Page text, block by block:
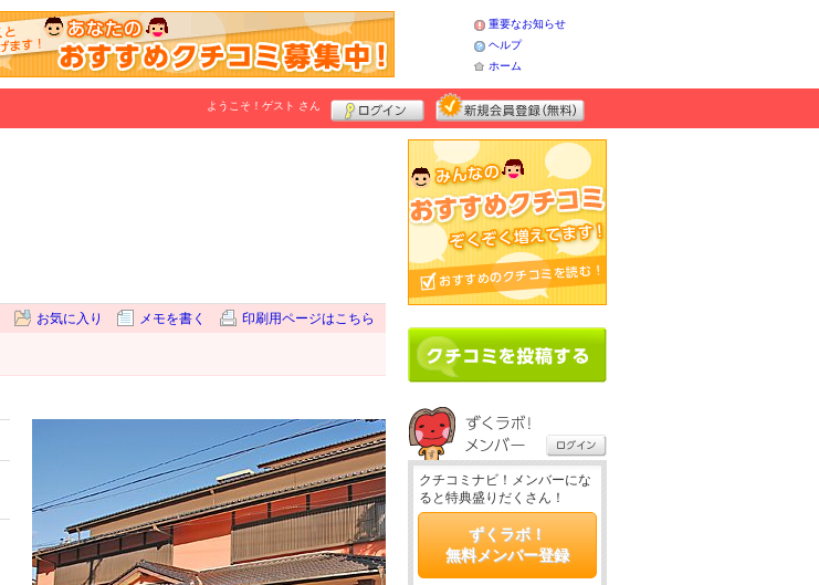
重要なお知らせ
ヘルプ
ホーム
ようこそ！ ゲスト さん
お気に入り メモを書く 印刷用ページはこちら
クチコミナビ！メンバーにな
ると特典盛りだくさん！
ずくラボ！
無料メンバー登録